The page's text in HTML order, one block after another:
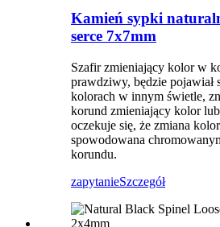
Kamień sypki
serce 7x7mm
Szafir zmieniający kolor w
prawdziwy, będzie pojawiał
kolorach w innym świetle,
korund zmieniający kolor
oczekuje się, że zmiana
spowodowana
korundu.
zapytanieSzczegół